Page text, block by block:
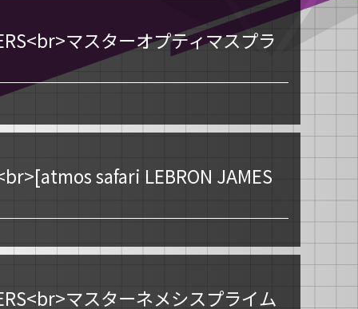
マスターオプティマスプラ
safari LEBRON JAMES
マスターネメシスプライム